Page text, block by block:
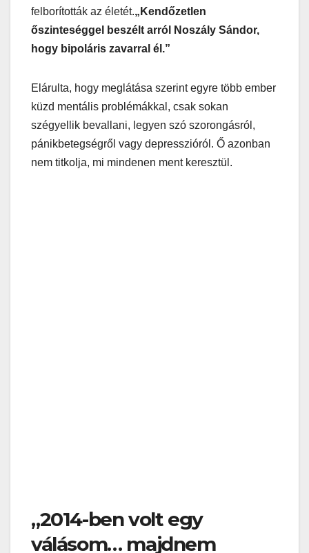
felborították az életét.„Kendőzetlen
őszinteséggel beszélt arról Noszály Sándor,
hogy bipoláris zavarral él.”
Elárulta, hogy meglátása szerint egyre több ember
küzd mentális problémákkal, csak sokan
szégyellik bevallani, legyen szó szorongásról,
pánikbetegségről vagy depresszióról. Ő azonban
nem titkolja, mi mindenen ment keresztül.
„2014-ben volt egy
válásom… majdnem